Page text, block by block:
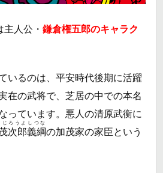
主人公・ 鎌倉権五郎のキャラク
いるのは、平安時代後期に活躍
在の武将で、芝居の中での本名
っています。悪人の清原武衡に
次郎義綱
じろうよしつな
の加茂家の家臣という